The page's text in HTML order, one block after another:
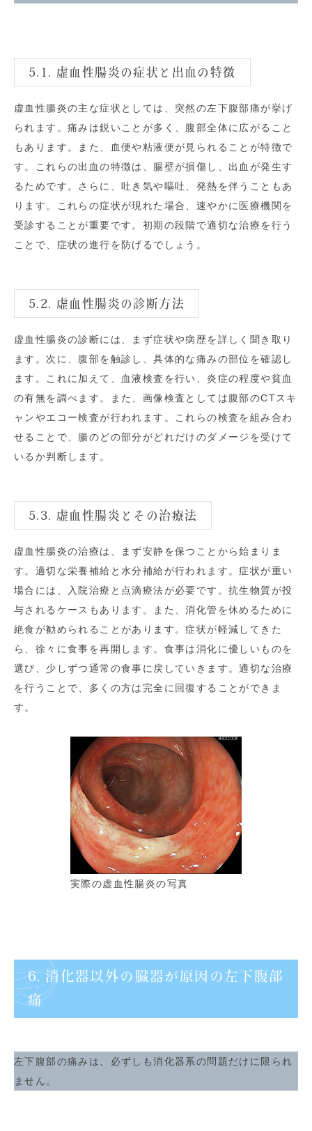
5.1. 虚血性腸炎の症状と出血の特徴
虚血性腸炎の主な症状としては、突然の左下腹部痛が挙げ
られます。痛みは鋭いことが多く、腹部全体に広がること
もあります。また、血便や粘液便が見られることが特徴で
す。これらの出血の特徴は、腸壁が損傷し、出血が発生す
るためです。さらに、吐き気や嘔吐、発熱を伴うこともあ
ります。これらの症状が現れた場合、速やかに医療機関を
受診することが重要です。初期の段階で適切な治療を行う
ことで、症状の進行を防げるでしょう。
5.2. 虚血性腸炎の診断方法
虚血性腸炎の診断には、まず症状や病歴を詳しく聞き取り
ます。次に、腹部を触診し、具体的な痛みの部位を確認し
ます。これに加えて、血液検査を行い、炎症の程度や貧血
の有無を調べます。また、画像検査としては腹部のCTスキ
ャンやエコー検査が行われます。これらの検査を組み合わ
せることで、腸のどの部分がどれだけのダメージを受けて
いるか判断します。
5.3. 虚血性腸炎とその治療法
虚血性腸炎の治療は、まず安静を保つことから始まりま
す。適切な栄養補給と水分補給が行われます。症状が重い
場合には、入院治療と点滴療法が必要です。抗生物質が投
与されるケースもあります。また、消化管を休めるために
絶食が勧められることがあります。症状が軽減してきた
ら、徐々に食事を再開します。食事は消化に優しいものを
選び、少しずつ通常の食事に戻していきます。適切な治療
を行うことで、多くの方は完全に回復することができま
す。
実際の虚血性腸炎の写真
6. 消化器以外の臓器が原因の左下腹部
痛
左下腹部の痛みは、必ずしも消化器系の問題だけに限られ
ません。